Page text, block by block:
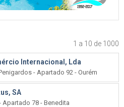
1 a 10 de 1000
Internacional, Lda
- Apartado 92 - Ourém
SA
Apartado 78 - Benedita